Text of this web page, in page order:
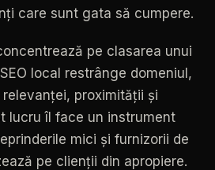
care sunt gata să cumpere.
pe clasarea unui
SEO local restrânge domeniul,
relevanței, proximității și
lucru îl face un instrument
mici și furnizorii de
pe clienții din apropiere.